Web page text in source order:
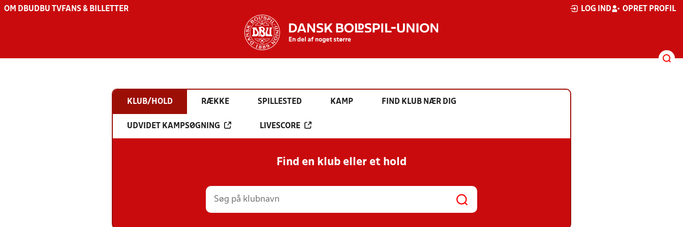
OM DBU DBU TV FANS & BILLETTER LOG IND OPRET PROFIL
KLUB/HOLD RÆKKE SPILLESTED KAMP FIND KLUB NÆR DIG
UDVIDET KAMPSØGNING LIVESCORE
Find en klub eller et hold